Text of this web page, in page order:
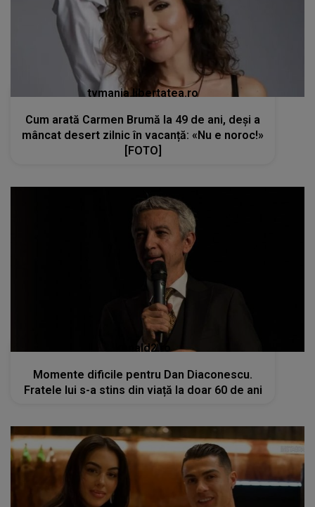
tvmania.libertatea.ro
Cum arată Carmen Brumă la 49 de ani, deși a
mâncat desert zilnic în vacanță: «Nu e noroc!»
[FOTO]
kanald2.ro
Momente dificile pentru Dan Diaconescu.
Fratele lui s-a stins din viață la doar 60 de ani